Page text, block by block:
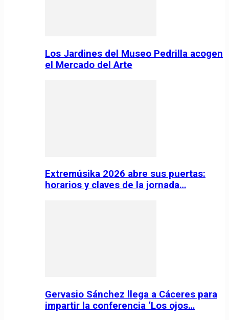
Los Jardines del Museo Pedrilla acogen
el Mercado del Arte
Extremúsika 2026 abre sus puertas:
horarios y claves de la jornada…
Gervasio Sánchez llega a Cáceres para
impartir la conferencia ‘Los ojos…